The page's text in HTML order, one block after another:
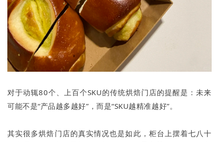
对于动辄80个、上百个SKU的传统烘焙门店的提醒是：未来
可能不是“产品越多越好”，而是“SKU越精准越好”。
其实很多烘焙门店的真实情况也是如此，柜台上摆着七八十